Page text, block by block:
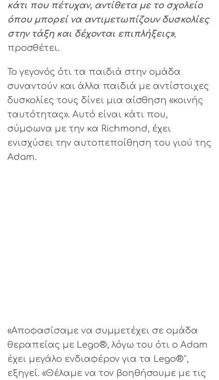
κάτι που πέτυχαν, αντίθετα με το σχολείο
όπου μπορεί να αντιμετωπίζουν δυσκολίες
στην τάξη και δέχονται επιπλήξεις»,
προσθέτει.
Το γεγονός ότι τα παιδιά στην ομάδα
συναντούν και άλλα παιδιά με αντίστοιχες
δυσκολίες τους δίνει μια αίσθηση «κοινής
ταυτότητας». Αυτό είναι κάτι που,
σύμφωνα με την κα Richmond, έχει
ενισχύσει την αυτοπεποίθηση του γιού της
Adam.
«Αποφασίσαμε να συμμετέχει σε ομάδα
θεραπείας με Lego®, λόγω του ότι ο Adam
έχει μεγάλο ενδιαφέρον για τα Lego®”,
εξηγεί. «Θέλαμε να τον βοηθήσουμε με τις